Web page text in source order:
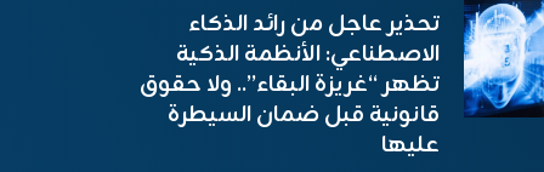
تحذير عاجل من رائد الذكاء
الاصطناعي: الأنظمة الذكية
تظهر “غريزة البقاء”.. ولا حقوق
قانونية قبل ضمان السيطرة
عليها